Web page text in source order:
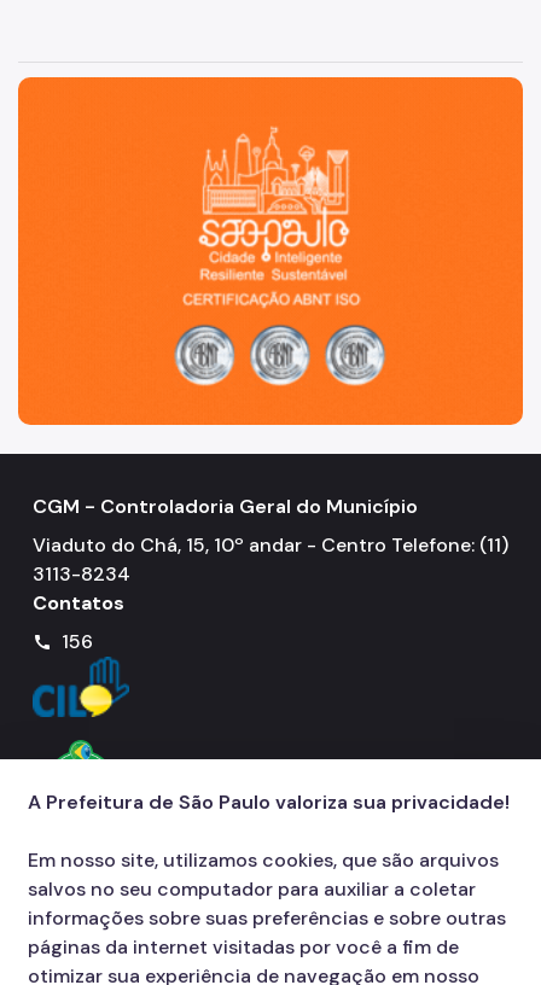
São Paulo, cidade inteligente, resiliente e sustentável
CGM - Controladoria Geral do Município
Viaduto do Chá, 15, 10º andar - Centro Telefone: (11)
3113-8234
Contatos
call 156
A Prefeitura de São Paulo valoriza sua privacidade!
Em nosso site, utilizamos cookies, que são arquivos
salvos no seu computador para auxiliar a coletar
informações sobre suas preferências e sobre outras
páginas da internet visitadas por você a fim de
otimizar sua experiência de navegação em nosso